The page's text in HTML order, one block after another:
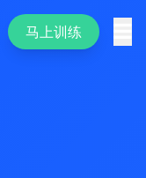
马上训练